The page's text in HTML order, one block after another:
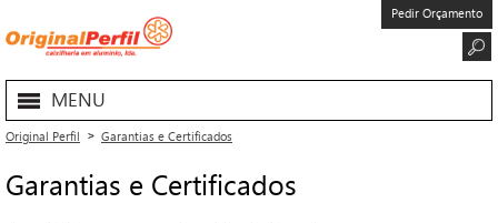
Pedir Orçamento
MENU
Original Perfil Garantias e Certificados
Garantias e Certificados